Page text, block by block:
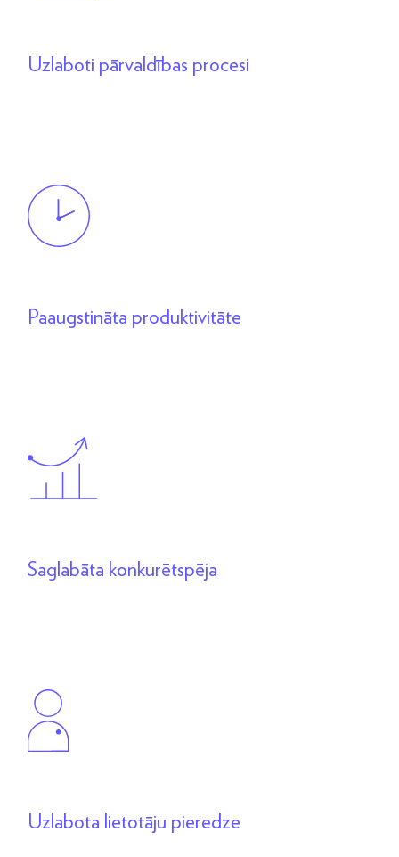
Uzlaboti pārvaldības procesi
Paaugstināta produktivitāte
Saglabāta konkurētspēja
Uzlabota lietotāju pieredze